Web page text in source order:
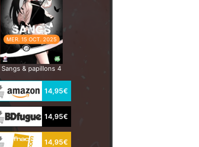
MER. 15 OCT. 2025
Sangs & papillons 4
14,95€
14,95€
14,95€